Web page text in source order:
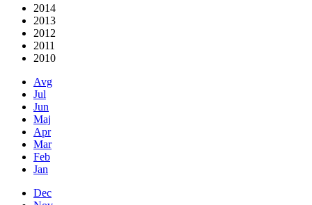
2014
2013
2012
2011
2010
Avg
Jul
Jun
Maj
Apr
Mar
Feb
Jan
Dec